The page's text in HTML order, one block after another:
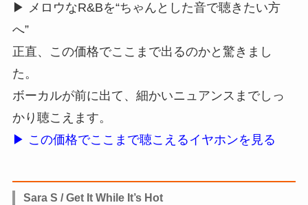
▶ メロウなR&Bを“ちゃんとした音で聴きたい方
へ”
正直、この価格でここまで出るのかと驚きまし
た。
ボーカルが前に出て、細かいニュアンスまでしっ
かり聴こえます。
▶ この価格でここまで聴こえるイヤホンを見る
Sara S / Get It While It’s Hot